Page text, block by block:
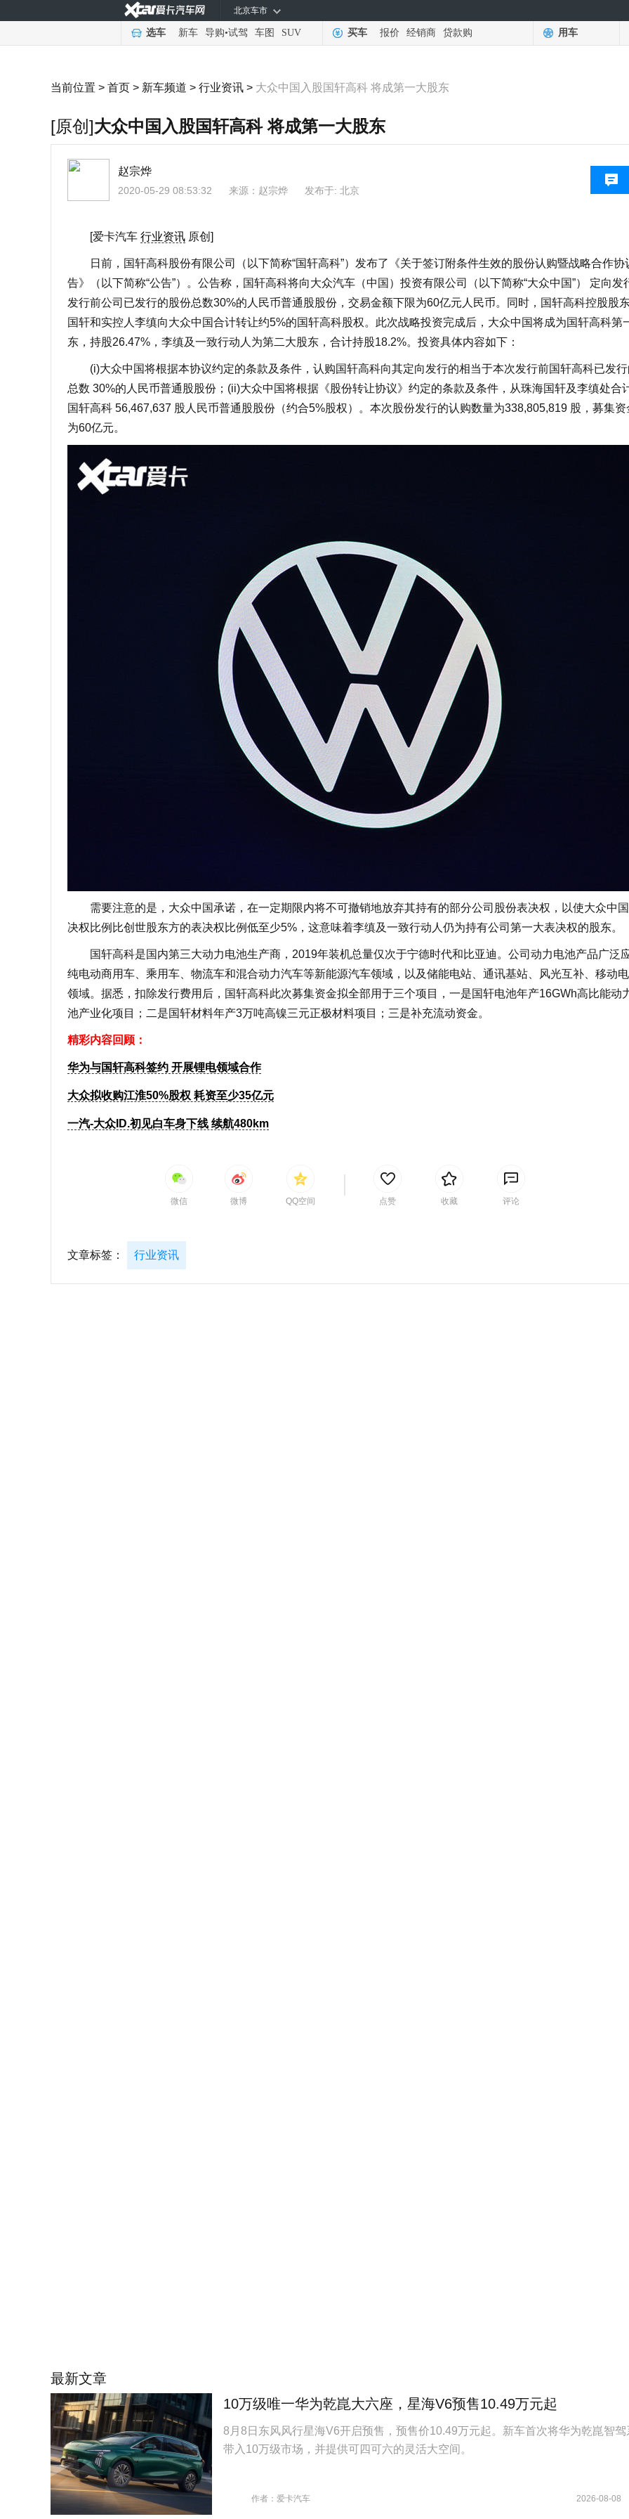
北京车市
选车 新车 导购•试驾 车图 SUV 买车 报价 经销商 贷款购 用车
当前位置 > 首页 > 新车频道 > 行业资讯 > 大众中国入股国轩高科 将成第一大股东
[原创]大众中国入股国轩高科 将成第一大股东
赵宗烨
2020-05-29 08:53:32 来源： 赵宗烨 发布于: 北京
[爱卡汽车 行业资讯 原创]
日前，国轩高科股份有限公司（以下简称“国轩高科”）发布了《关于签订附条件生效的股份认购暨战略合作协
告》（以下简称“公告”）。公告称，国轩高科将向大众汽车（中国）投资有限公司（以下简称“大众中国”） 定向发
发行前公司已发行的股份总数30%的人民币普通股股份，交易金额下限为60亿元人民币。同时，国轩高科控股股
国轩和实控人李缜向大众中国合计转让约5%的国轩高科股权。此次战略投资完成后，大众中国将成为国轩高科第
东，持股26.47%，李缜及一致行动人为第二大股东，合计持股18.2%。投资具体内容如下：
(i)大众中国将根据本协议约定的条款及条件，认购国轩高科向其定向发行的相当于本次发行前国轩高科已发
总数 30%的人民币普通股股份；(ii)大众中国将根据《股份转让协议》约定的条款及条件，从珠海国轩及李缜处合
国轩高科 56,467,637 股人民币普通股股份（约合5%股权）。本次股份发行的认购数量为338,805,819 股，募集资
为60亿元。
需要注意的是，大众中国承诺，在一定期限内将不可撤销地放弃其持有的部分公司股份表决权，以使大众中
决权比例比创世股东方的表决权比例低至少5%，这意味着李缜及一致行动人仍为持有公司第一大表决权的股东。
国轩高科是国内第三大动力电池生产商，2019年装机总量仅次于宁德时代和比亚迪。公司动力电池产品广泛
纯电动商用车、乘用车、物流车和混合动力汽车等新能源汽车领域，以及储能电站、通讯基站、风光互补、移动
领域。据悉，扣除发行费用后，国轩高科此次募集资金拟全部用于三个项目，一是国轩电池年产16GWh高比能动
池产业化项目；二是国轩材料年产3万吨高镍三元正极材料项目；三是补充流动资金。
精彩内容回顾：
华为与国轩高科签约 开展锂电领域合作
大众拟收购江淮50%股权 耗资至少35亿元
一汽-大众ID.初见白车身下线 续航480km
微信 微博 QQ空间 点赞 收藏 评论
文章标签： 行业资讯
最新文章
10万级唯一华为乾崑大六座，星海V6预售10.49万元起
8月8日东风风行星海V6开启预售，预售价10.49万元起。新车首次将华为乾崑智驾
带入10万级市场，并提供可四可六的灵活大空间。
作者：爱卡汽车 2026-08-08